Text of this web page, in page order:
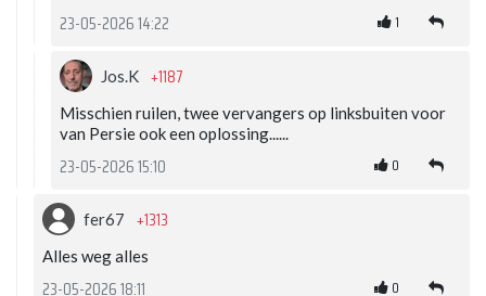
23-05-2026 14:22 1
Jos.K +1187
Misschien ruilen, twee vervangers op linksbuiten voor
van Persie ook een oplossing......
23-05-2026 15:10 0
fer67 +1313
Alles weg alles
23-05-2026 18:11 0